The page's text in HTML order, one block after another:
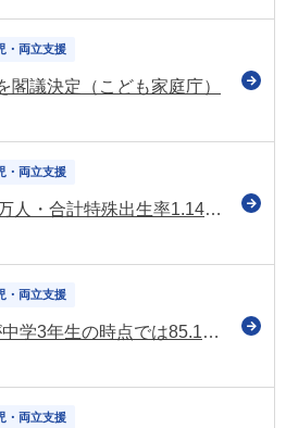
・両立支援
閣議決定（こども家庭庁）
・両立支援
令和7年の出生数約67万人・合計特殊出生率1.14 いずれも10年連続低下で過去最低
・両立支援
母が有職の割合 子が中学3年生の時点では85.1％（平成22年出生児に関する厚労省の縦断調査）
・両立支援